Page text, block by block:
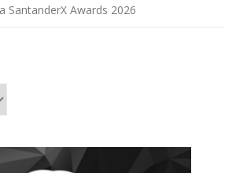
SantanderX Awards 2026